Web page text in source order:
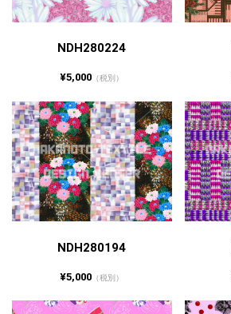
NDH280224
¥5,000 （税別）
NDH280194
¥5,000 （税別）